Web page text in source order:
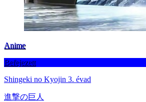
Anime
Befejezett
Shingeki no Kyojin 3. évad
進撃の巨人